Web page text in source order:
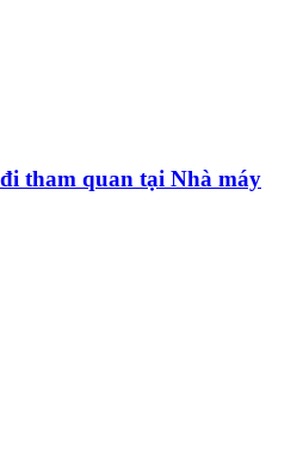
tham quan tại Nhà máy